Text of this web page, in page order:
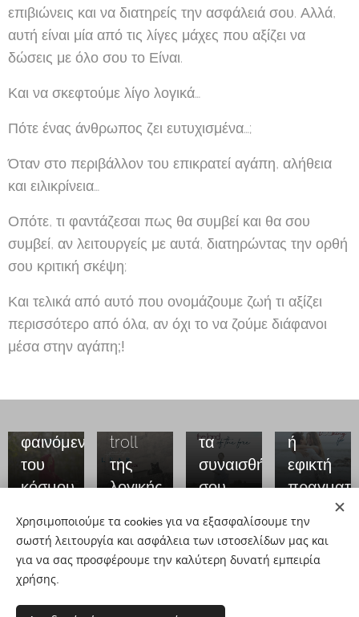
επιβιώνεις και να διατηρείς την ασφάλειά σου. Αλλά,
αυτή είναι μία από τις λίγες μάχες που αξίζει να
δώσεις με όλο σου το Είναι.
Και να σκεφτούμε λίγο λογικά…
Πότε ένας άνθρωπος ζει ευτυχισμένα…;
Όταν στο περιβάλλον του επικρατεί αγάπη, αλήθεια
και ειλικρίνεια…
Οπότε, τι φαντάζεσαι πως θα συμβεί και θα σου
συμβεί, αν λειτουργείς με αυτά, διατηρώντας την ορθή
σου κριτική σκέψη;
Και τελικά από αυτό που ονομάζουμε ζωή τι αξίζει
περισσότερο από όλα, αν όχι το να ζούμε διάφανοι
μέσα στην αγάπη;!
Το
σημείο
στο
τέμνονται
φαινόμενα
του
κόσμου
Το πιο
καταστροφικό
φόβου
troll
της
λογικής
μπορείς
να
κόσμο,
τα
συναισθήματά
σου
ή
εφικτή
Share
Χρησιμοποιούμε τα cookies για να εξασφαλίσουμε την
σωστή λειτουργία και ασφάλεια των ιστοσελίδων μας και
για να σας προσφέρουμε την καλύτερη δυνατή εμπειρία
χρήσης.